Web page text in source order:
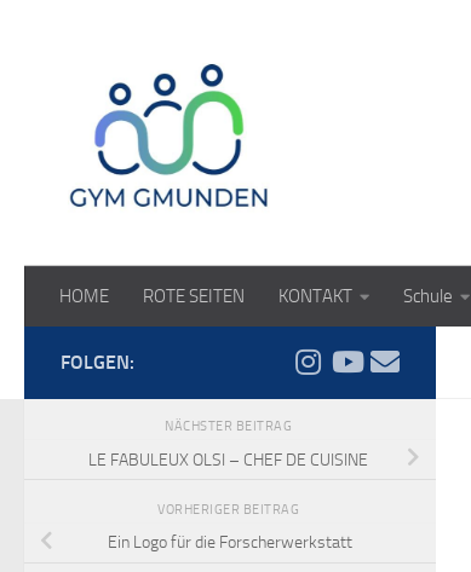
HOME ROTE SEITEN KONTAKT Schule
FOLGEN:
NÄCHSTER BEITRAG
LE FABULEUX OLSI – CHEF DE CUISINE
VORHERIGER BEITRAG
Ein Logo für die Forscherwerkstatt